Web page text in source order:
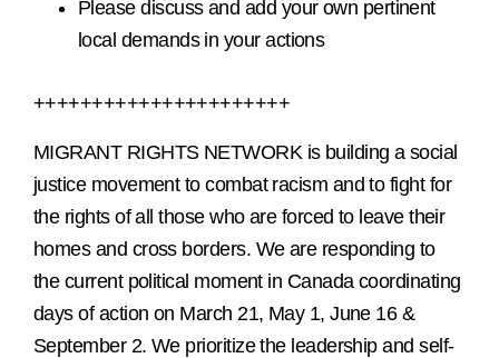
Please discuss and add your own pertinent
local demands in your actions
++++++++++++++++++++++
MIGRANT RIGHTS NETWORK is building a social
justice movement to combat racism and to fight for
the rights of all those who are forced to leave their
homes and cross borders. We are responding to
the current political moment in Canada coordinating
days of action on March 21, May 1, June 16 &
September 2. We prioritize the leadership and self-